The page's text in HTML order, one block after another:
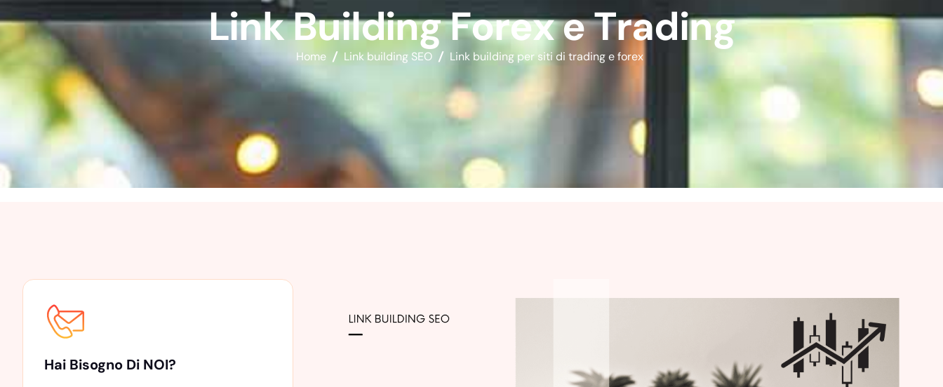
LinkBuildingForexeTrading
Home Link building SEO Link building per siti di trading e forex
Hai Bisogno Di NOI?